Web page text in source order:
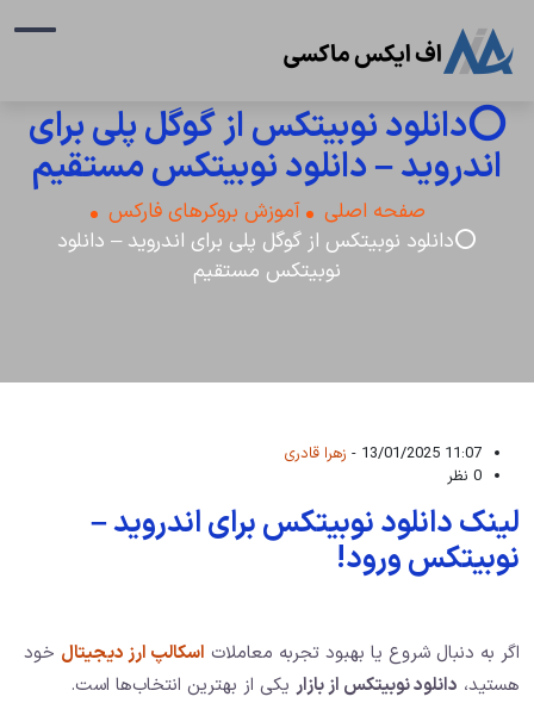
⭕دانلود نوبیتکس از گوگل پلی برای
اندروید – دانلود نوبیتکس مستقیم
صفحه اصلی
آموزش بروکرهای فارکس
⭕دانلود نوبیتکس از گوگل پلی برای اندروید – دانلود
نوبیتکس مستقیم
11:07 13/01/2025 -
زهرا قادری
0 نظر
لینک دانلود نوبیتکس برای اندروید –
نوبیتکس ورود!
اگر به دنبال شروع یا بهبود تجربه معاملات اسکالپ ارز دیجیتال خود
هستید، دانلود نوبیتکس از بازار یکی از بهترین انتخاب‌ها است.